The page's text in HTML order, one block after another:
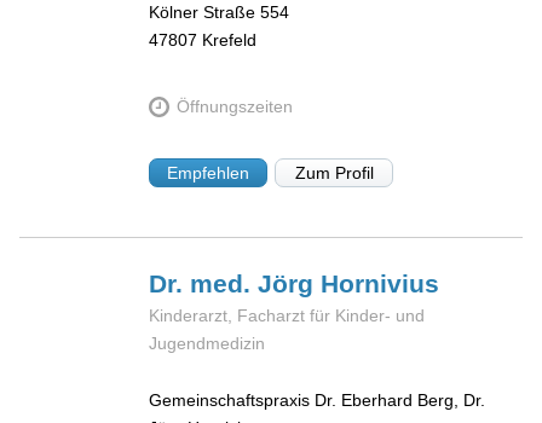
Kölner Straße 554
47807 Krefeld
Öffnungszeiten
Empfehlen Zum Profil
Dr. med. Jörg Hornivius
Kinderarzt, Facharzt für Kinder- und
Jugendmedizin
Gemeinschaftspraxis Dr. Eberhard Berg, Dr.